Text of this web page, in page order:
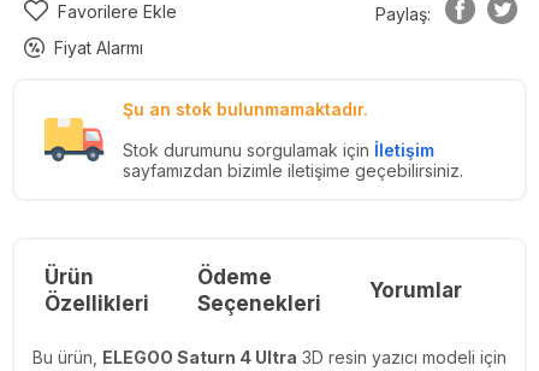
Favorilere Ekle
Fiyat Alarmı
Paylaş:
Şu an stok bulunmamaktadır.
Stok durumunu sorgulamak için İletişim
sayfamızdan bizimle iletişime geçebilirsiniz.
Ürün
Özellikleri
Ödeme
Seçenekleri
Yorumlar
Bu ürün, ELEGOO Saturn 4 Ultra 3D resin yazıcı modeli için